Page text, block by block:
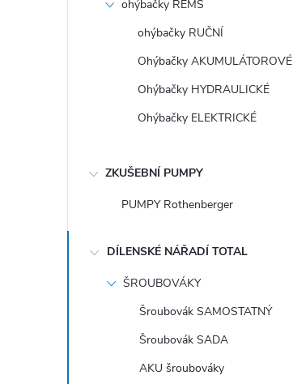
ohýbačky REMS
ohýbačky RUČNÍ
Ohýbačky AKUMULÁTOROVÉ
Ohýbačky HYDRAULICKÉ
Ohýbačky ELEKTRICKÉ
ZKUŠEBNÍ PUMPY
PUMPY Rothenberger
DÍLENSKÉ NÁŘADÍ TOTAL
ŠROUBOVÁKY
Šroubovák SAMOSTATNÝ
Šroubovák SADA
AKU šroubováky